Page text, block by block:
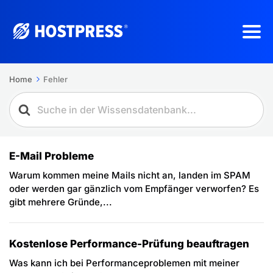
Home Fehler
E-Mail Probleme
Warum kommen meine Mails nicht an, landen im SPAM
oder werden gar gänzlich vom Empfänger verworfen? Es
gibt mehrere Gründe,...
Kostenlose Performance-Prüfung beauftragen
Was kann ich bei Performanceproblemen mit meiner